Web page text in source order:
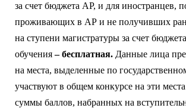
за счет бюджета АР, и для иностранцев,
проживающих в АР и не получивших
на ступени магистратуры за счет
обучения– бесплатная. Данные лица
на места, выделенные по
участвуют в общем конкурсе на эти
суммы баллов, набранных на